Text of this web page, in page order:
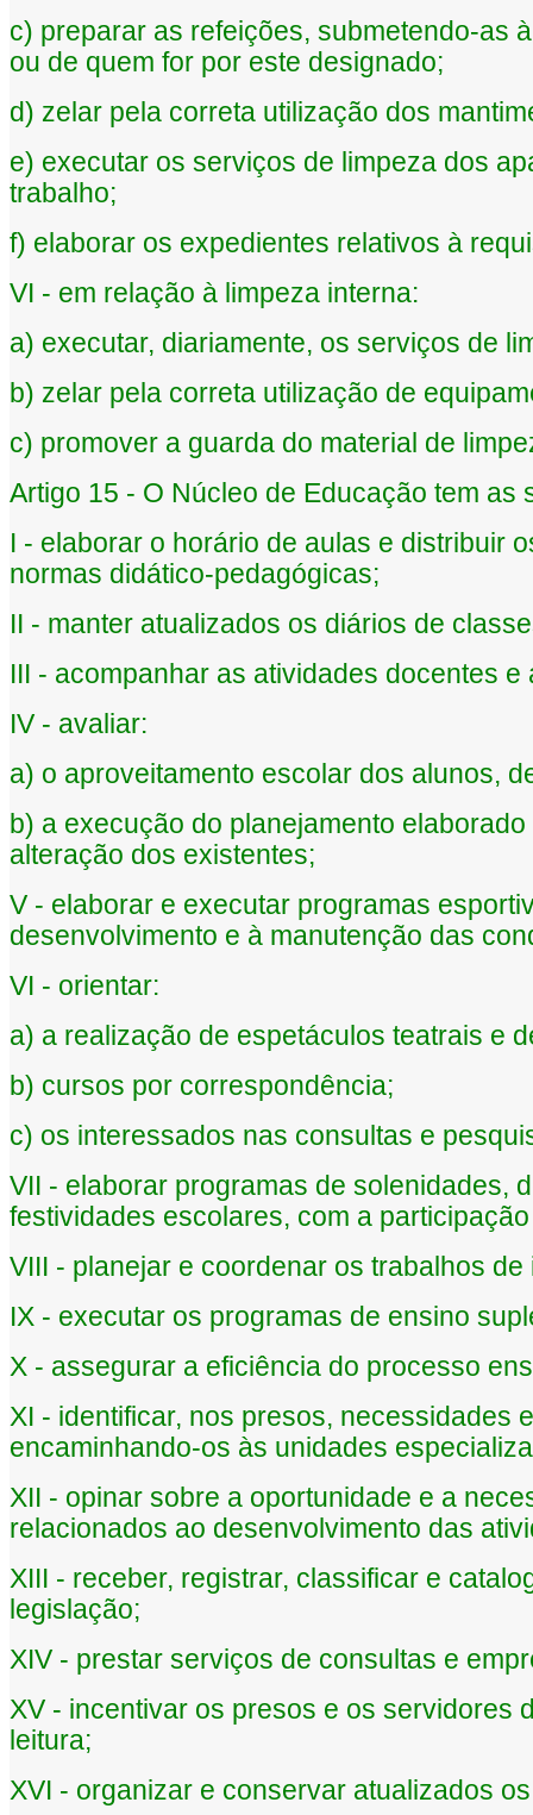
c) preparar as refeições, submetendo-as
ou de quem for por este designado;
d) zelar pela correta utilização dos
e) executar os serviços de limpeza dos
trabalho;
f) elaborar os expedientes relativos à
VI - em relação à limpeza interna:
a) executar, diariamente, os serviços de
b) zelar pela correta utilização de
c) promover a guarda do material de
Artigo 15 - O Núcleo de Educação tem as
I - elaborar o horário de aulas e distribuir
normas didático-pedagógicas;
II - manter atualizados os diários de
III - acompanhar as atividades docentes
IV - avaliar:
a) o aproveitamento escolar dos alunos,
b) a execução do planejamento
alteração dos existentes;
V - elaborar e executar programas
desenvolvimento e à manutenção das
VI - orientar:
a) a realização de espetáculos teatrais e
b) cursos por correspondência;
c) os interessados nas consultas e
VII - elaborar programas de solenidades,
festividades escolares, com a
VIII - planejar e coordenar os trabalhos
IX - executar os programas de ensino
X - assegurar a eficiência do processo
XI - identificar, nos presos, necessidades
encaminhando-os às unidades
XII - opinar sobre a oportunidade e a
relacionados ao desenvolvimento das
XIII - receber, registrar, classificar e
legislação;
XIV - prestar serviços de consultas e
XV - incentivar os presos e os servidores
leitura;
XVI - organizar e conservar atualizados